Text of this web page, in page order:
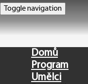
Toggle navigation
Domů
Program
Umělci